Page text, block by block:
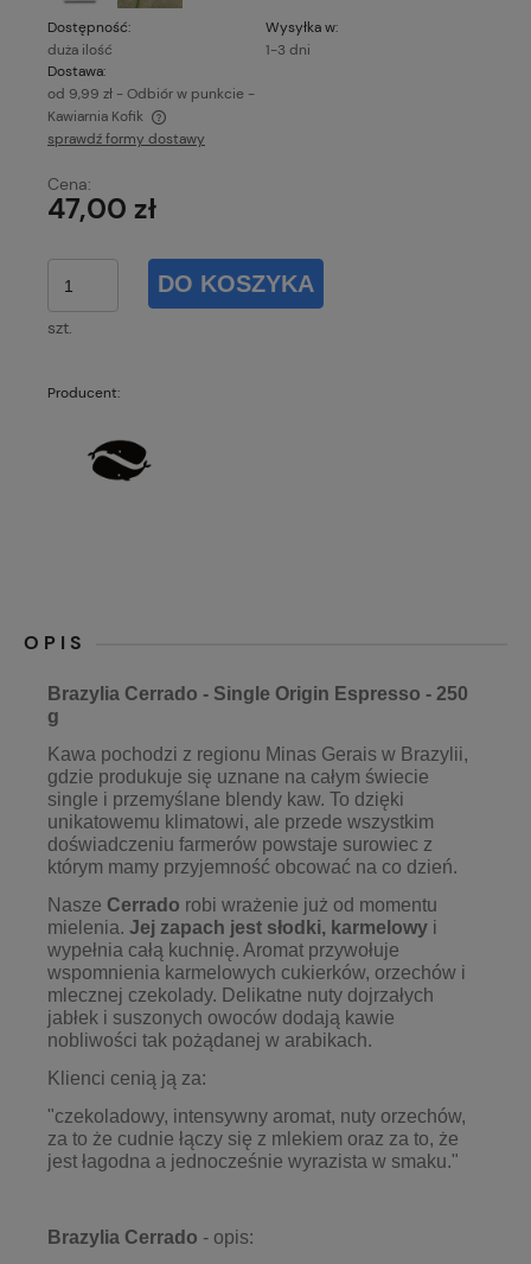
Dostępność:
duża ilość
Wysyłka w:
1-3 dni
Dostawa:
od 9,99 zł - Odbiór w punkcie -
Kawiarnia Kofik
Cena nie zawiera ewentualnych kosztów płatności
sprawdź formy dostawy
Cena:
47,00 zł
szt.
DO KOSZYKA
Producent:
OPIS
Brazylia Cerrado - Single Origin Espresso - 250
g
Kawa pochodzi z regionu Minas Gerais w Brazylii,
gdzie produkuje się uznane na całym świecie
single i przemyślane blendy kaw. To dzięki
unikatowemu klimatowi, ale przede wszystkim
doświadczeniu farmerów powstaje surowiec z
którym mamy przyjemność obcować na co dzień.
Nasze Cerrado robi wrażenie już od momentu
mielenia. Jej zapach jest słodki, karmelowy i
wypełnia całą kuchnię. Aromat przywołuje
wspomnienia karmelowych cukierków, orzechów i
mlecznej czekolady. Delikatne nuty dojrzałych
jabłek i suszonych owoców dodają kawie
nobliwości tak pożądanej w arabikach.
Klienci cenią ją za:
"czekoladowy, intensywny aromat, nuty orzechów,
za to że cudnie łączy się z mlekiem oraz za to, że
jest łagodna a jednocześnie wyrazista w smaku."
Brazylia Cerrado - opis: